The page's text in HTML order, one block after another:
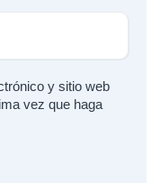
y sitio web
vez que haga